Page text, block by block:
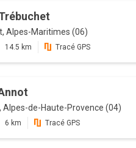
Alpes-Maritimes (06)
14.5 km Tracé GPS
Alpes-de-Haute-Provence (04)
6 km Tracé GPS